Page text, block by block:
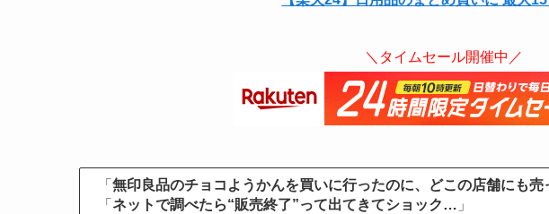
＼タイムセール開催中／
「 無印良品のチョコようかんを買いに行ったのに、どこの店舗にも
「 ネットで調べたら“販売終了”って出てきてショック… 」